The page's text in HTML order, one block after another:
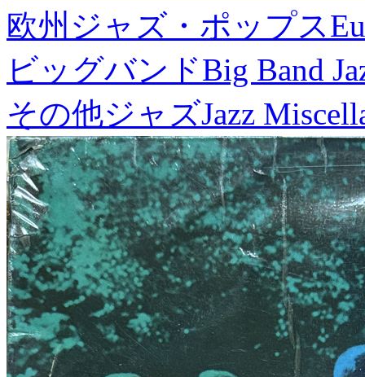
欧州ジャズ・ポップス
ビッグバンドBig Band
その他ジャズJazz